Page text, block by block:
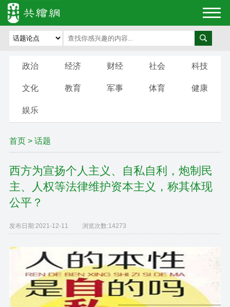
政治 经济 财经 社会 科技
文化 教育 军事 体育 健康
娱乐
首页> 话题
西方为宣扬个人主义、自私自利，炮制民
主、人权等法律维护资本主义，称其体现
公平？
发布日期:2021-12-11 浏览次数:14273